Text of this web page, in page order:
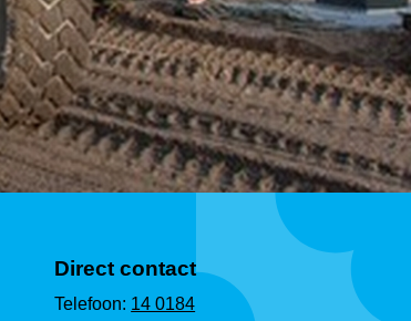
Direct contact
Telefoon: 14 0184